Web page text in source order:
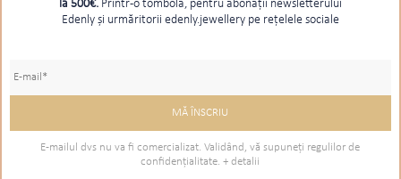
la 500€. Printr-o tombolă, pentru abonații newsletterului
Edenly și urmăritorii edenly.jewellery pe rețelele sociale
E-mailul dvs nu va fi comercializat. Validând, vă supuneţi regulilor de
confidenţialitate.+ detalii